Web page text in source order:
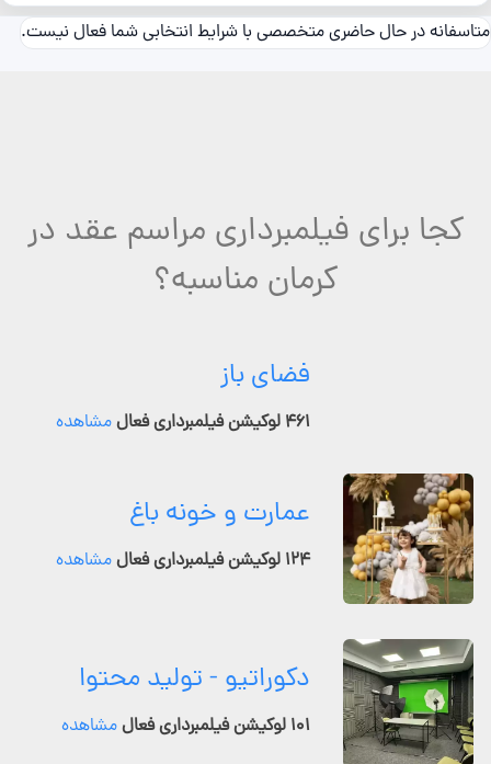
متاسفانه در حال حاضری متخصصی با شرایط انتخابی شما فعال نیست.
کجا برای فیلمبرداری مراسم عقد در
کرمان مناسبه؟
فضای باز
۴۶۱ لوکیشن فیلمبرداری فعال مشاهده
عمارت و خونه باغ
۱۲۴ لوکیشن فیلمبرداری فعال مشاهده
دکوراتیو - تولید محتوا
۱۰۱ لوکیشن فیلمبرداری فعال مشاهده